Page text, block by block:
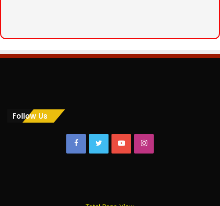
Follow Us
FacebookTwitterYouTubeInstagram